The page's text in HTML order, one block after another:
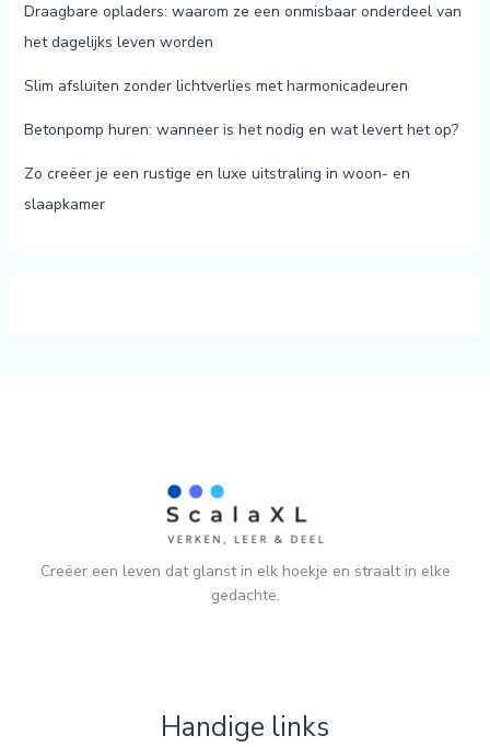
Draagbare opladers: waarom ze een onmisbaar onderdeel van
het dagelijks leven worden
Slim afsluiten zonder lichtverlies met harmonicadeuren
Betonpomp huren: wanneer is het nodig en wat levert het op?
Zo creëer je een rustige en luxe uitstraling in woon- en
slaapkamer
Creëer een leven dat glanst in elk hoekje en straalt in elke
gedachte.
Handige links